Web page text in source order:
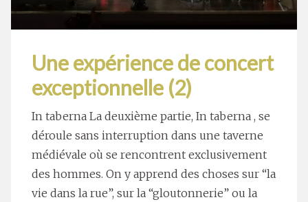
Une expérience de concert
exceptionnelle (2)
In taberna La deuxième partie, In taberna , se
déroule sans interruption dans une taverne
médiévale où se rencontrent exclusivement
des hommes. On y apprend des choses sur “la
vie dans la rue”, sur la “gloutonnerie” ou la